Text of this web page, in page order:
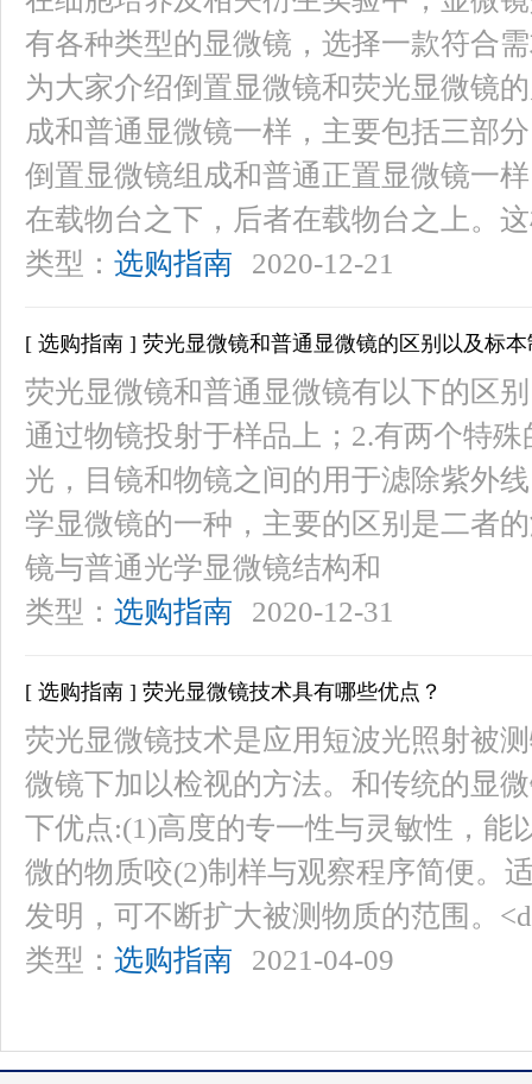
有各种类型的显微镜，选择一款符合
为大家介绍倒置显微镜和荧光显微镜
成和普通显微镜一样，主要包括三部
倒置显微镜组成和普通正置显微镜一
在载物台之下，后者在载物台之上。
类型： 选购指南 2020-12-21
[ 选购指南 ] 荧光显微镜和普通显微镜的区别以及标
荧光显微镜和普通显微镜有以下的区
通过物镜投射于样品上；2.有两个特
光，目镜和物镜之间的用于滤除紫外
学显微镜的一种，主要的区别是二者
镜与普通光学显微镜结构和
类型： 选购指南 2020-12-31
[ 选购指南 ] 荧光显微镜技术具有哪些优点？
荧光显微镜技术是应用短波光照射被
微镜下加以检视的方法。和传统的显
下优点:(1)高度的专一性与灵敏性，能
微的物质咬(2)制样与观察程序简便。
发明，可不断扩大被测物质的范围。<d
类型： 选购指南 2021-04-09